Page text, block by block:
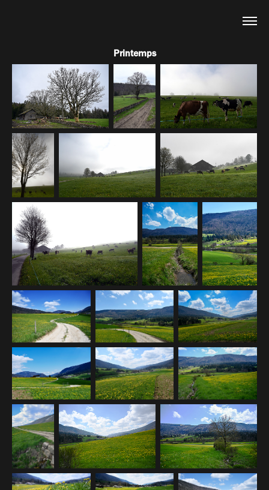
Printemps